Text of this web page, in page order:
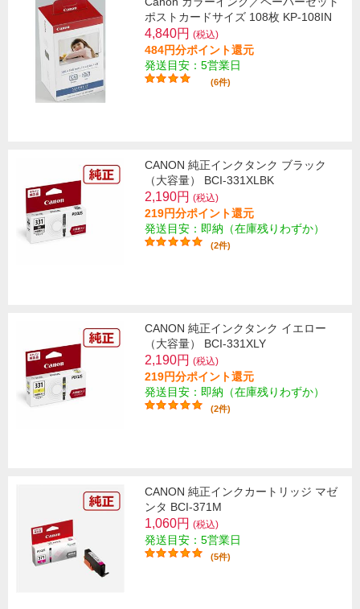
ポストカードサイズ 108枚 KP-108IN
4,840円 (税込)
484円分ポイント還元
発送目安：5営業日
(6件)
CANON 純正インクタンク ブラック
（大容量） BCI-331XLBK
2,190円 (税込)
219円分ポイント還元
発送目安：即納（在庫残りわずか）
(2件)
CANON 純正インクタンク イエロー
（大容量） BCI-331XLY
2,190円 (税込)
219円分ポイント還元
発送目安：即納（在庫残りわずか）
(2件)
CANON 純正インクカートリッジ マゼ
ンタ BCI-371M
1,060円 (税込)
発送目安：5営業日
(5件)